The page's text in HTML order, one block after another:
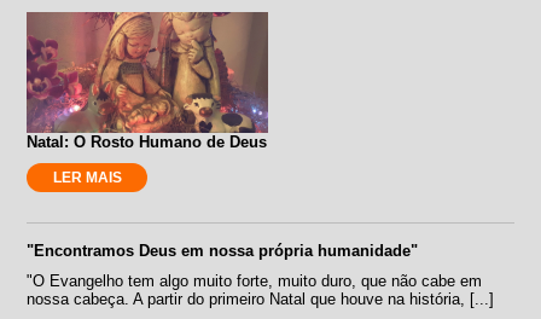
Natal: O Rosto Humano de Deus
LER MAIS
"Encontramos Deus em nossa própria humanidade"
"O Evangelho tem algo muito forte, muito duro, que não cabe em
nossa cabeça. A partir do primeiro Natal que houve na história, [...]